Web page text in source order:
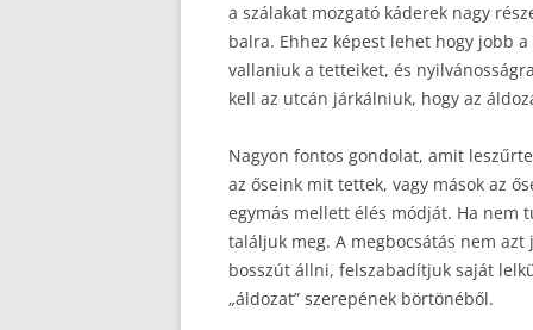
a szálakat mozgató káderek nagy
balra. Ehhez képest lehet hogy jobb
vallaniuk a tetteiket, és
kell az utcán járkálniuk, hogy az
Nagyon fontos gondolat, amit
az őseink mit tettek, vagy mások az
egymás mellett élés módját. Ha nem
találjuk meg. A megbocsátás nem
bosszút állni, felszabadítjuk saját
„áldozat” szerepének börtönéből.